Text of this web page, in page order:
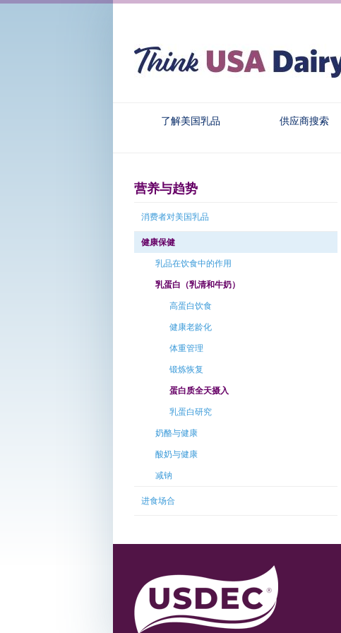
了解美国乳品 供应商搜索
营养与趋势
消费者对美国乳品
健康保健
乳品在饮食中的作用
乳蛋白（乳清和牛奶）
高蛋白饮食
健康老龄化
体重管理
锻炼恢复
蛋白质全天摄入
乳蛋白研究
奶酪与健康
酸奶与健康
减钠
进食场合